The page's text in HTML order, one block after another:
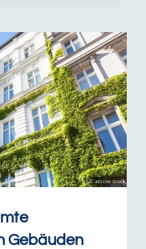
Gebäuden